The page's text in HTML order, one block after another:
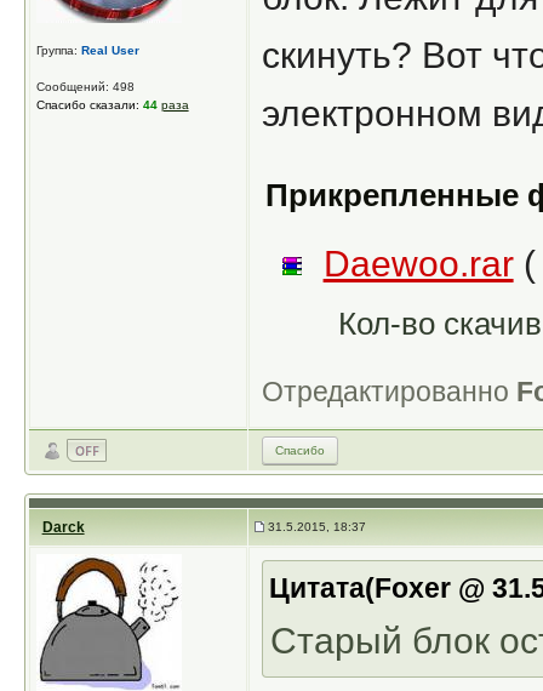
Группа: Real User
Сообщений: 498
Спасибо сказали: 44 раза
скинуть? Вот
электронном
Прикрепленные
Daewoo.rar(
Кол-во
Отредактированно
Спасибо
Darck 31.5.2015, 18:37
Цитата(Foxer @
Старый блок